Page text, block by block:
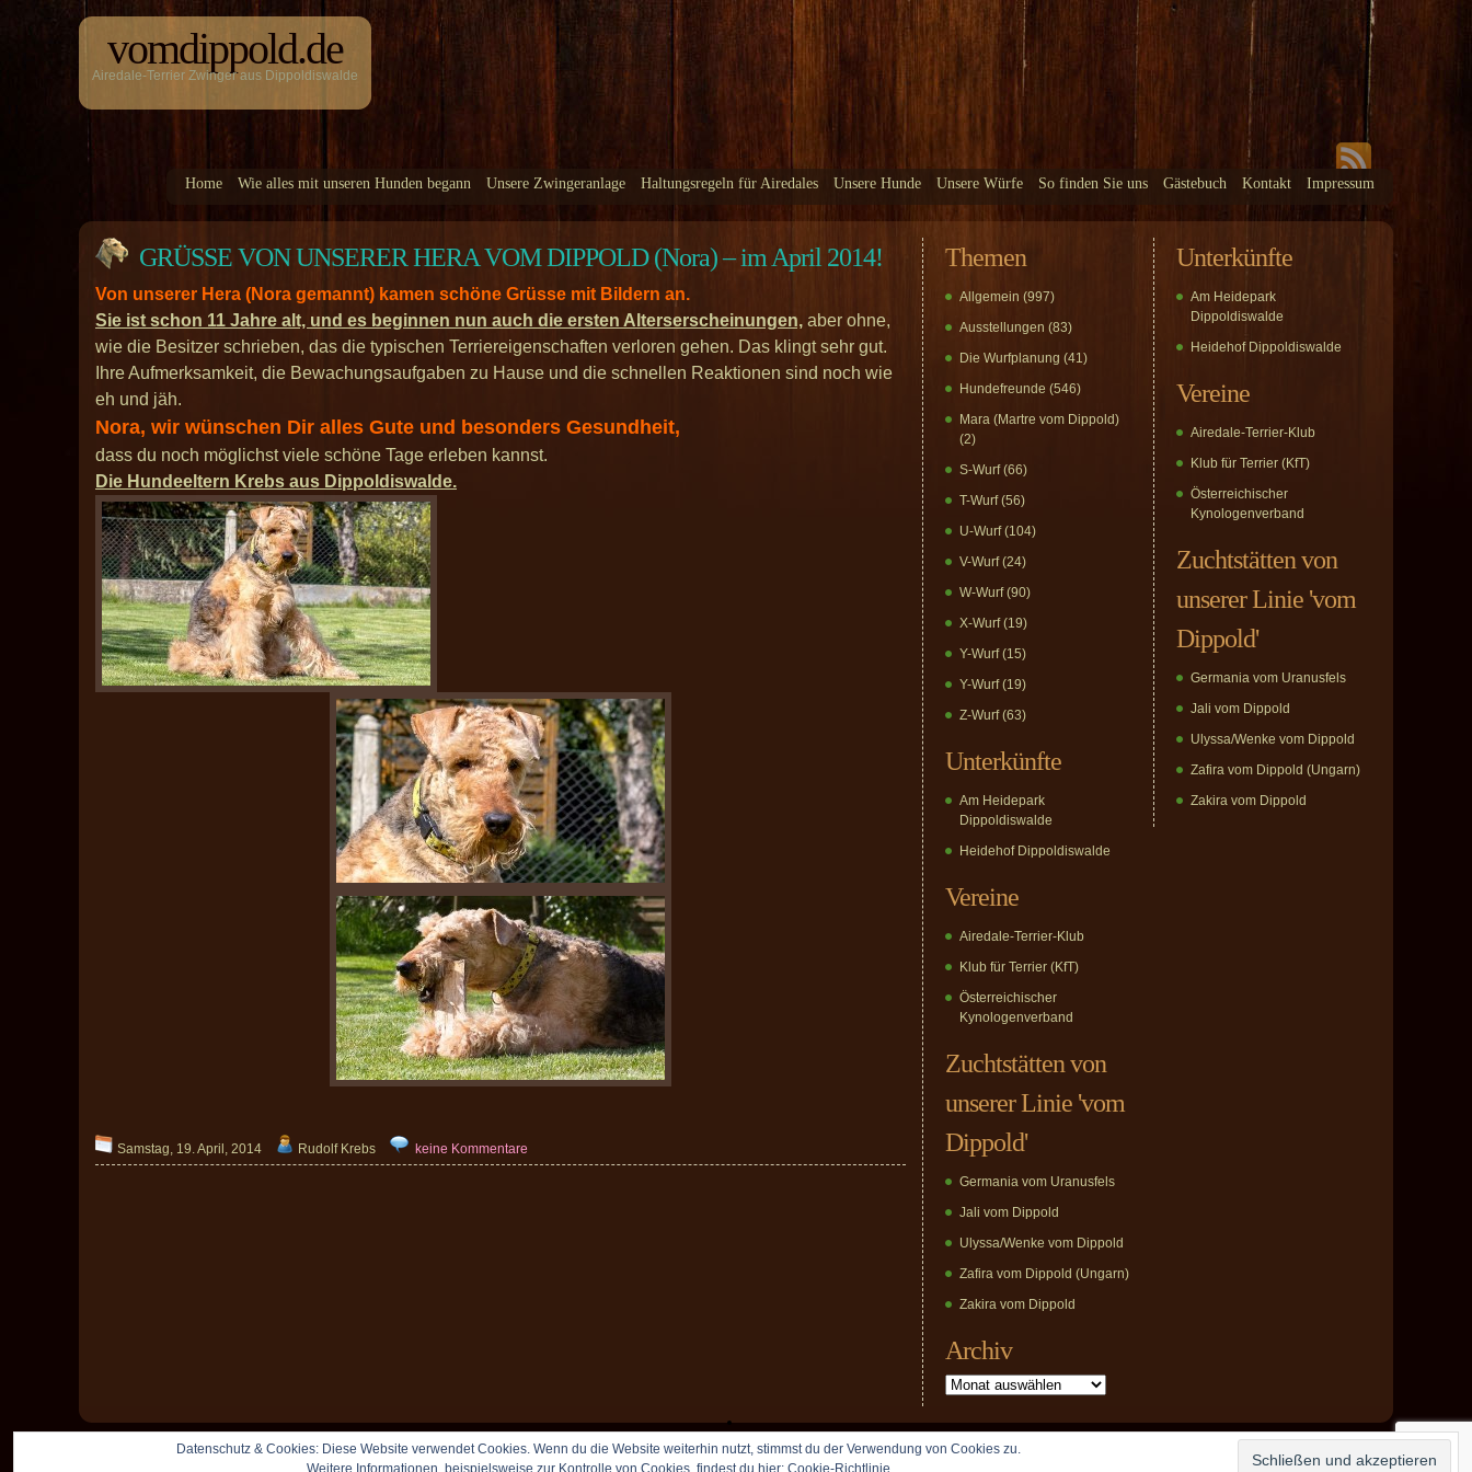
vomdippold.de
Airedale-Terrier Zwinger aus Dippoldiswalde
Home Wie alles mit unseren Hunden begann Unsere Zwingeranlage Haltungsregeln für Airedales Unsere Hunde Unsere Würfe So finden Sie uns Gästebuch Kontakt Impressum
GRÜSSE VON UNSERER HERA VOM DIPPOLD (Nora) – im April 2014!
Von unserer Hera (Nora gemannt) kamen schöne Grüsse mit Bildern an.
Sie ist schon 11 Jahre alt, und es beginnen nun auch die ersten Alterserscheinungen, aber ohne,
wie die Besitzer schrieben, das die typischen Terriereigenschaften verloren gehen. Das klingt sehr gut.
Ihre Aufmerksamkeit, die Bewachungsaufgaben zu Hause und die schnellen Reaktionen sind noch wie
eh und jäh.
Nora, wir wünschen Dir alles Gute und besonders Gesundheit,
dass du noch möglichst viele schöne Tage erleben kannst.
Die Hundeeltern Krebs aus Dippoldiswalde.
Samstag, 19. April, 2014 Rudolf Krebs keine Kommentare
Themen
Allgemein (997)
Ausstellungen (83)
Die Wurfplanung (41)
Hundefreunde (546)
Mara (Martre vom Dippold)
(2)
S-Wurf(66)
T-Wurf(56)
U-Wurf(104)
V-Wurf(24)
W-Wurf(90)
X-Wurf(19)
Y-Wurf(15)
Y-Wurf(19)
Z-Wurf(63)
Unterkünfte
Am Heidepark
Dippoldiswalde
Heidehof Dippoldiswalde
Vereine
Airedale-Terrier-Klub
Klub für Terrier (KfT)
Österreichischer
Kynologenverband
Zuchtstätten von
unserer Linie 'vom
Dippold'
Germania vom Uranusfels
Jali vom Dippold
Ulyssa/Wenke vom Dippold
Zafira vom Dippold (Ungarn)
Zakira vom Dippold
Archiv
Archiv
Unterkünfte
Am Heidepark
Dippoldiswalde
Heidehof Dippoldiswalde
Vereine
Airedale-Terrier-Klub
Klub für Terrier (KfT)
Österreichischer
Kynologenverband
Zuchtstätten von
unserer Linie 'vom
Dippold'
Germania vom Uranusfels
Jali vom Dippold
Ulyssa/Wenke vom Dippold
Zafira vom Dippold (Ungarn)
Zakira vom Dippold
Copyright © 2009 vomDippold.de. All rights reserved.
Datenschutz & Cookies: Diese Website verwendet Cookies. Wenn du die Website weiterhin nutzt, stimmst du der Verwendung von Cookies zu.
Weitere Informationen, beispielsweise zur Kontrolle von Cookies, findest du hier:Cookie-Richtlinie